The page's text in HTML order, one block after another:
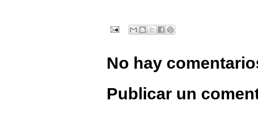
No hay
Publicar un